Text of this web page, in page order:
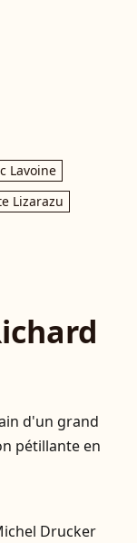
Lavoine
Lizarazu
d'un grand
pétillante en
Drucker